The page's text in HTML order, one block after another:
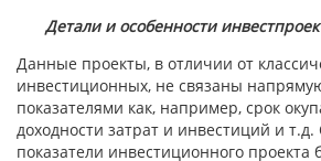
Детали и особенности
Данные проекты, в отличии от
инвестиционных, не связаны
показателями как, например, срок
доходности затрат и инвестиций и
показатели инвестиционного проекта